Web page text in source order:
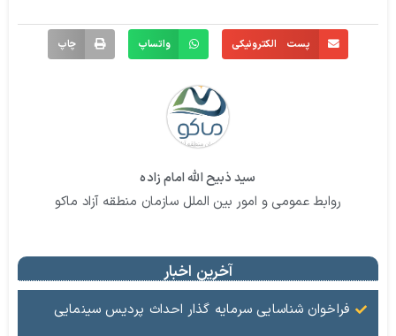
پست الکترونیکی واتساپ چاپ
سید ذبیح الله امام زاده
روابط عمومی و امور بین الملل سازمان منطقه آزاد ماکو
آخرین اخبار
فراخوان شناسایی سرمایه گذار احداث پردیس سینمایی